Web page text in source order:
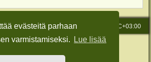
evästeitä parhaan
varmistamiseksi.
Lue lisää
Kaikki ajat ovat UTC+03:00
Viesti Ylläpidolle
phpBB® Forum Software © phpBB Limited